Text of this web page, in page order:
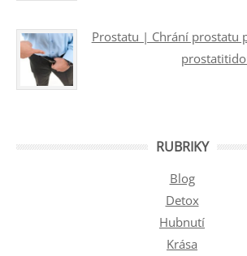
Prostatu | Chrání prostatu
RUBRIKY
Blog
Detox
Hubnutí
Krása